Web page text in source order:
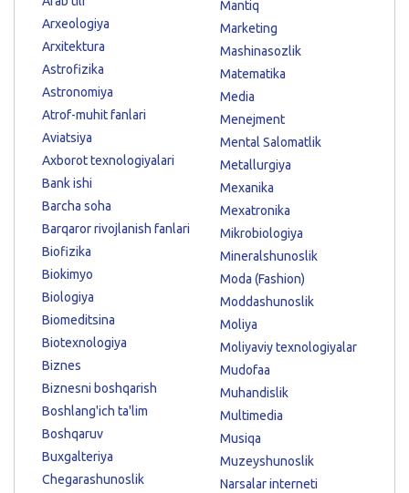
Arxeologiya
Arxitektura
Astrofizika
Astronomiya
Atrof-muhit fanlari
Aviatsiya
Axborot texnologiyalari
Bank ishi
Barcha soha
Barqaror rivojlanish fanlari
Biofizika
Biokimyo
Biologiya
Biomeditsina
Biotexnologiya
Biznes
Biznesni boshqarish
Boshlang'ich ta'lim
Boshqaruv
Buxgalteriya
Chegarashunoslik
Mantiq
Marketing
Mashinasozlik
Matematika
Media
Menejment
Mental Salomatlik
Metallurgiya
Mexanika
Mexatronika
Mikrobiologiya
Mineralshunoslik
Moda (Fashion)
Moddashunoslik
Moliya
Moliyaviy texnologiyalar
Mudofaa
Muhandislik
Multimedia
Musiqa
Muzeyshunoslik
Narsalar interneti